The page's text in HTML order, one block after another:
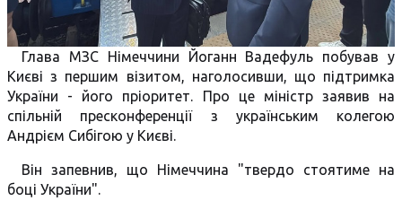
Глава МЗС Німеччини Йоганн Вадефуль побував у
Києві з першим візитом, наголосивши, що підтримка
України - його пріоритет. Про це міністр заявив на
спільній пресконференції з українським колегою
Андрієм Сибігою у Києві.
Він запевнив, що Німеччина "твердо стоятиме на
боці України".